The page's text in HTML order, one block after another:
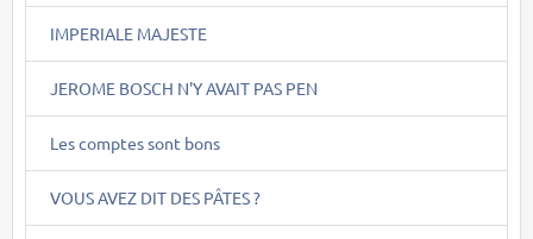
IMPERIALE MAJESTE
JEROME BOSCH N'Y AVAIT PAS PEN
Les comptes sont bons
VOUS AVEZ DIT DES PÂTES ?